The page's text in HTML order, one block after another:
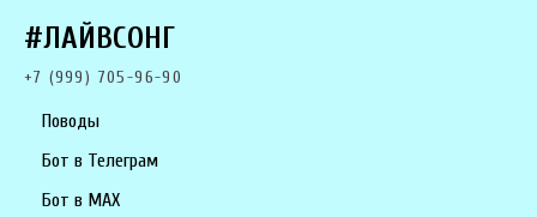
#ЛАЙВСОНГ
+7 (999) 705-96-90
Поводы
Бот в Телеграм
Бот в MAX